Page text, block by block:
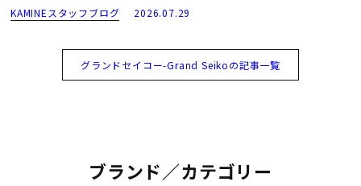
KAMINEスタッフブログ 2026.07.29
グランドセイコー-Grand Seikoの記事一覧
ブランド／カテゴリー